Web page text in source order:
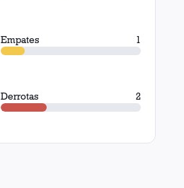
Empates 1
Derrotas 2